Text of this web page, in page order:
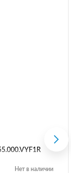
Нет в наличии